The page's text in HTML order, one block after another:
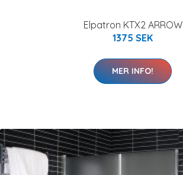
Elpatron KTX2 ARROW
1375 SEK
MER INFO!